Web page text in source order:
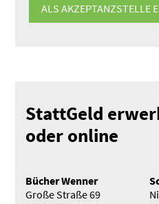
ALS AKZEP­TANZ­STELLE
StattGeld
oder online
Bücher Wenner
Große Straße 69